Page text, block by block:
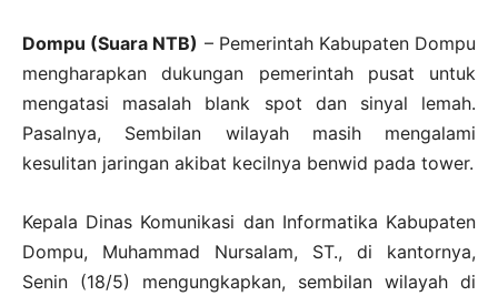
Dompu (Suara NTB) – Pemerintah Kabupaten Dompu
mengharapkan dukungan pemerintah pusat untuk
mengatasi masalah blank spot dan sinyal lemah.
Pasalnya, Sembilan wilayah masih mengalami
kesulitan jaringan akibat kecilnya benwid pada tower.
Kepala Dinas Komunikasi dan Informatika Kabupaten
Dompu, Muhammad Nursalam, ST., di kantornya,
Senin (18/5) mengungkapkan, sembilan wilayah di